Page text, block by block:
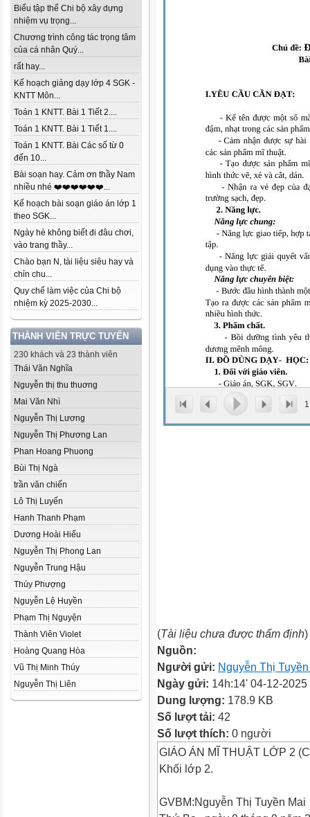
Biểu tập thể Chi bộ xây dựng
nhiệm vụ trọng...
Chương trình công tác trọng tâm
của cá nhân Quý...
rất hay...
Kế hoạch giảng dạy lớp 4 SGK -
KNTT Môn...
Toán 1 KNTT. Bài 1 Tiết 2....
Toán 1 KNTT. Bài 1 Tiết 1....
Toán 1 KNTT. Bài Các số từ 0
đến 10...
Bài soạn hay. Cảm ơn thầy Nam
nhiều nhé ❤️❤️❤️❤️❤️❤️...
Kế hoạch bài soạn giáo án lớp 1
theo SGK...
Ngày hè không biết đi đâu chơi,
vào trang thầy...
Chào bạn N, tài liệu siêu hay và
chỉn chu...
Quy chế làm việc của Chi bộ
nhiệm kỳ 2025-2030...
THÀNH VIÊN TRỰC TUYẾN
230 khách và 23 thành viên
Thái Văn Nghĩa
Nguyễn thị thu thuơng
Mai Văn Nhì
Nguyễn Thị Lương
Nguyễn Thị Phương Lan
Phan Hoang Phuong
Bùi Thị Ngà
trần văn chiến
Lô Thị Luyến
Hanh Thanh Phạm
Dương Hoài Hiếu
Nguyễn Thị Phong Lan
Nguyễn Trung Hậu
Thúy Phượng
Nguyễn Lệ Huyền
Phạm Thị Nguyện
Thành Viên Violet
Hoàng Quang Hòa
Vũ Thị Minh Thúy
Nguyễn Thị Liên
1
(Tài liệu chưa được thẩm định)
Nguồn:
Người gửi: Nguyễn Thị
Ngày gửi: 14h:14' 04-12-2025
Dung lượng: 178.9 KB
Số lượt tải: 42
Số lượt thích: 0 người
GIÁO ÁN MĨ THUẬT LỚP 2
Khối lớp 2.
GVBM:Nguyễn Thị Tuyền Mai